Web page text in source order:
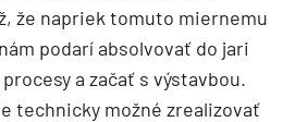
že napriek tomuto miernemu
podarí absolvovať do jari
a začať s výstavbou.
technicky možné zrealizovať